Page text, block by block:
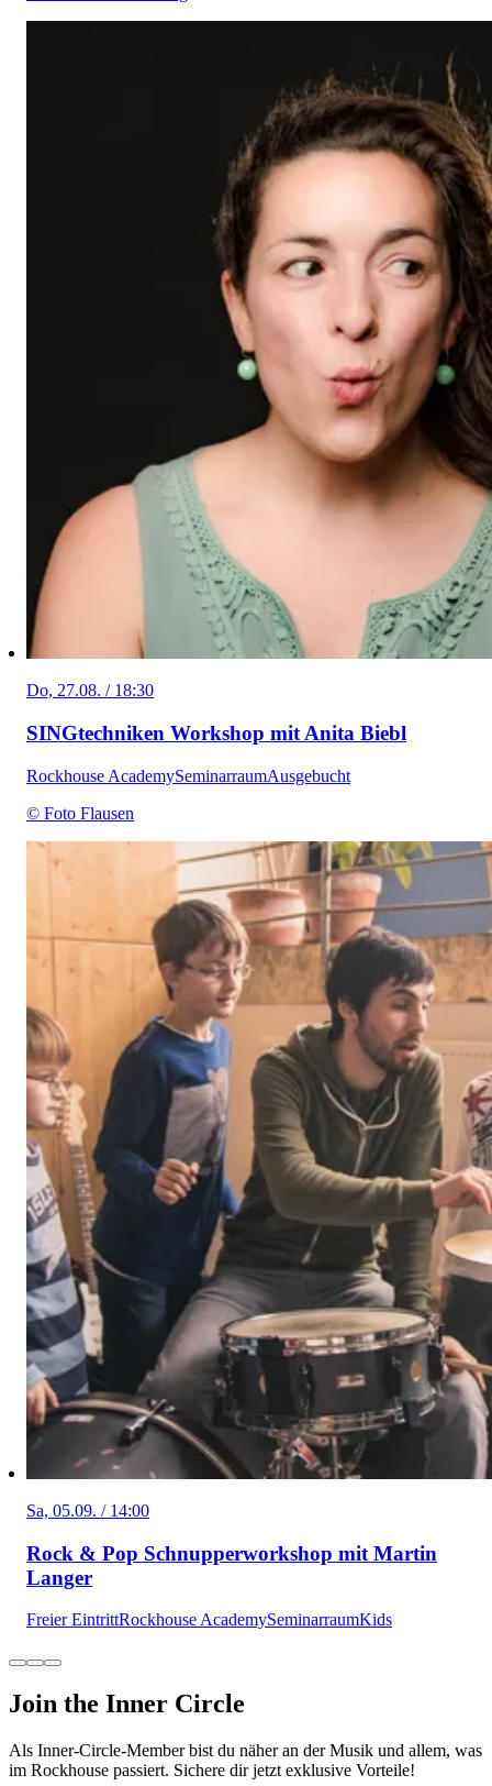
Do, 27.08. / 18:30
SINGtechniken Workshop mit Anita Biebl
Rockhouse AcademySeminarraumAusgebucht
© Foto Flausen
Sa, 05.09. / 14:00
Rock & Pop Schnupperworkshop mit Martin
Langer
Freier EintrittRockhouse AcademySeminarraumKids
Join the Inner Circle
Als Inner-Circle-Member bist du näher an der Musik und allem, was
im Rockhouse passiert. Sichere dir jetzt exklusive Vorteile!